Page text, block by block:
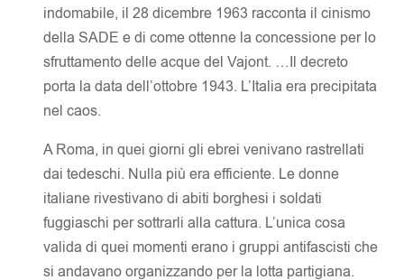
indomabile, il 28 dicembre 1963 racconta il cinismo
della SADE e di come ottenne la concessione per lo
sfruttamento delle acque del Vajont. …Il decreto
porta la data dell’ottobre 1943. L’Italia era precipitata
nel caos.
A Roma, in quei giorni gli ebrei venivano rastrellati
dai tedeschi. Nulla più era efficiente. Le donne
italiane rivestivano di abiti borghesi i soldati
fuggiaschi per sottrarli alla cattura. L’unica cosa
valida di quei momenti erano i gruppi antifascisti che
si andavano organizzando per la lotta partigiana.